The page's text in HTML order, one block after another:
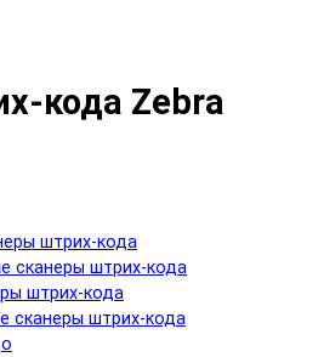
кода Zebra
штрих-кода
сканеры штрих-кода
штрих-кода
сканеры штрих-кода